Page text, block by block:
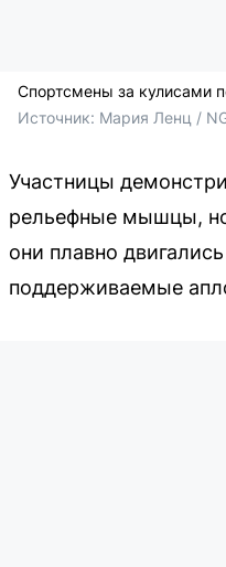
Спортсмены за кулисами
Источник: Мария Ленц /
Участницы
рельефные мышцы,
они плавно
поддерживаемые